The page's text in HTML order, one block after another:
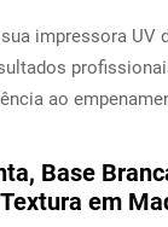
impressora UV
ao
Base
em